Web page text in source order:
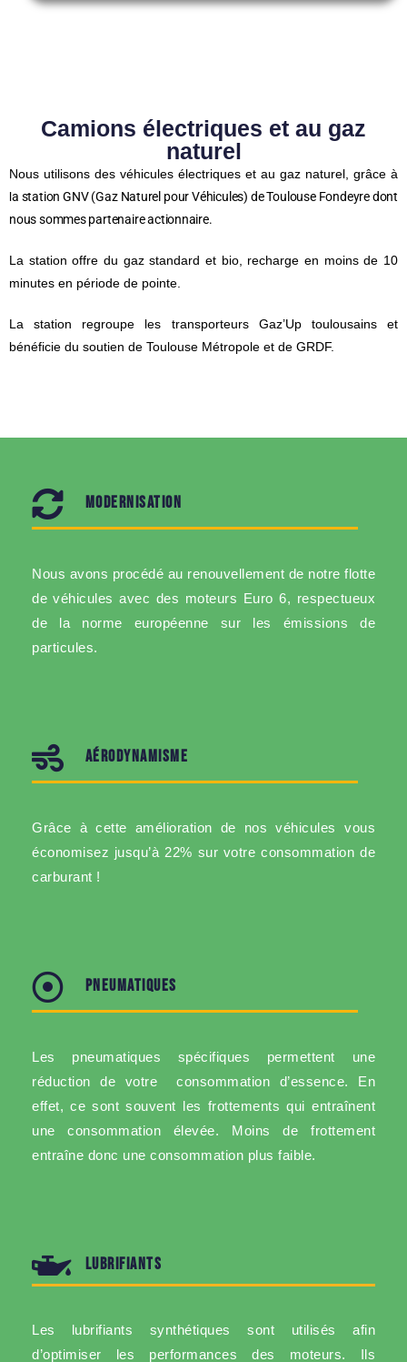
Camions électriques et au gaz
naturel
Nous utilisons des véhicules électriques et au gaz naturel, grâce à
la station GNV (Gaz Naturel pour Véhicules) de Toulouse Fondeyre dont
nous sommes partenaire actionnaire.
La station offre du gaz standard et bio, recharge en moins de 10
minutes en période de pointe.
La station regroupe les transporteurs Gaz’Up toulousains et
bénéficie du soutien de Toulouse Métropole et de GRDF.
MODERNISATION
Nous avons procédé au renouvellement de notre flotte
de véhicules avec des moteurs Euro 6, respectueux
de la norme européenne sur les émissions de
particules.
AÉRODYNAMISME
Grâce à cette amélioration de nos véhicules vous
économisez jusqu’à 22% sur votre consommation de
carburant !
PNEUMATIQUES
Les pneumatiques spécifiques permettent une
réduction de votre consommation d’essence. En
effet, ce sont souvent les frottements qui entraînent
une consommation élevée. Moins de frottement
entraîne donc une consommation plus faible.
LUBRIFIANTS
Les lubrifiants synthétiques sont utilisés afin
d’optimiser les performances des moteurs. Ils